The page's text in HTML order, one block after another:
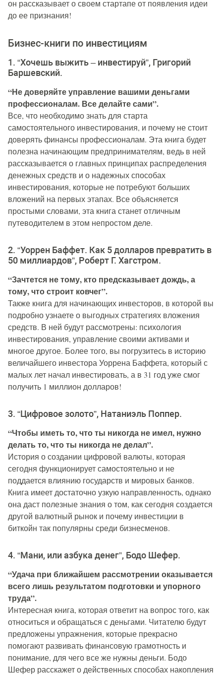
он рассказывает о своем стартапе от появления идеи
до ее признания!
Бизнес-книги по инвестициям
1. “Хочешь выжить – инвестируй”, Григорий
Баршевский.
“Не доверяйте управление вашими деньгами
профессионалам. Все делайте сами”.
Все, что необходимо знать для старта
самостоятельного инвестирования, и почему не стоит
доверять финансы профессионалам. Эта книга будет
полезна начинающим предпринимателям, ведь в ней
рассказывается о главных принципах распределения
денежных средств и о надежных способах
инвестирования, которые не потребуют больших
вложений на первых этапах. Все объясняется
простыми словами, эта книга станет отличным
путеводителем в этом непростом деле.
2. “Уоррен Баффет. Как 5 долларов превратить в
50 миллиардов”, Роберт Г. Хагстром.
“Зачтется не тому, кто предсказывает дождь, а
тому, что строит ковчег”.
Также книга для начинающих инвесторов, в которой вы
подробно узнаете о выгодных стратегиях вложения
средств. В ней будут рассмотрены: психология
инвестирования, управление своими активами и
многое другое. Более того, вы погрузитесь в историю
величайшего инвестора Уоррена Баффета, который с
малых лет начал инвестировать, а в 31 год уже смог
получить 1 миллион долларов!
3. “Цифровое золото”, Натаниэль Поппер.
“Чтобы иметь то, что ты никогда не имел, нужно
делать то, что ты никогда не делал”.
История о создании цифровой валюты, которая
сегодня функционирует самостоятельно и не
поддается влиянию государств и мировых банков.
Книга имеет достаточно узкую направленность, однако
она даст полезные знания о том, как сегодня создается
другой валютный рынок и почему инвестиции в
биткойн так популярны среди бизнесменов.
4. “Мани, или азбука денег”, Бодо Шефер.
“Удача при ближайшем рассмотрении оказывается
всего лишь результатом подготовки и упорного
труда”.
Интересная книга, которая ответит на вопрос того, как
относиться и обращаться с деньгами. Читателю будут
предложены упражнения, которые прекрасно
помогают развивать финансовую грамотность и
понимание, для чего все же нужны деньги. Бодо
Шефер расскажет о действенных способах накопления